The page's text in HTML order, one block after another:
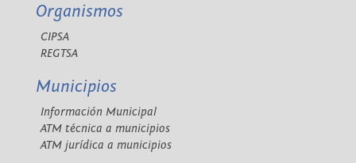
Organismos
CIPSA
REGTSA
Municipios
Información Municipal
ATM técnica a municipios
ATM jurídica a municipios